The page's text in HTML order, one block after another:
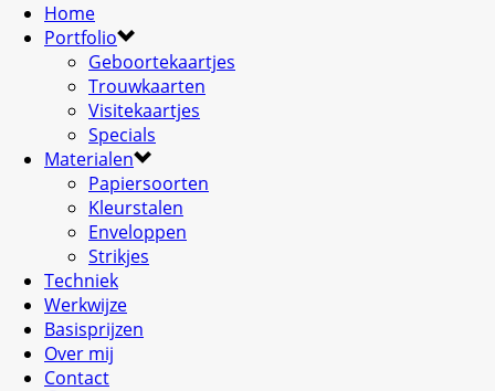
Home
Portfolio
Geboortekaartjes
Trouwkaarten
Visitekaartjes
Specials
Materialen
Papiersoorten
Kleurstalen
Enveloppen
Strikjes
Techniek
Werkwijze
Basisprijzen
Over mij
Contact